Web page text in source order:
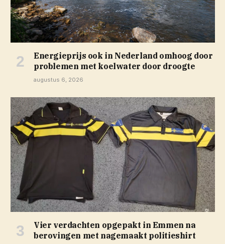
Energieprijs ook in Nederland omhoog door
problemen met koelwater door droogte
augustus 6, 2026
Vier verdachten opgepakt in Emmen na
berovingen met nagemaakt politieshirt